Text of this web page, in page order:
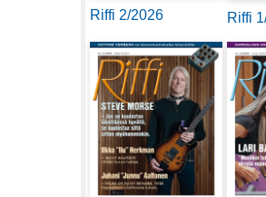
Riffi 2/2026 Riffi